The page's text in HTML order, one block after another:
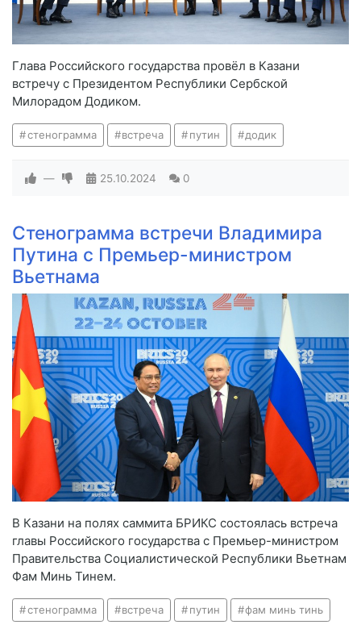
Глава Российского государства провёл в Казани
встречу с Президентом Республики Сербской
Милорадом Додиком.
стенограмма встреча путин додик
— 25.10.2024 0
Стенограмма встречи Владимира
Путина с Премьер-министром
Вьетнама
В Казани на полях саммита БРИКС состоялась встреча
главы Российского государства с Премьер-министром
Правительства Социалистической Республики Вьетнам
Фам Минь Тинем.
стенограмма встреча путин фам минь тинь